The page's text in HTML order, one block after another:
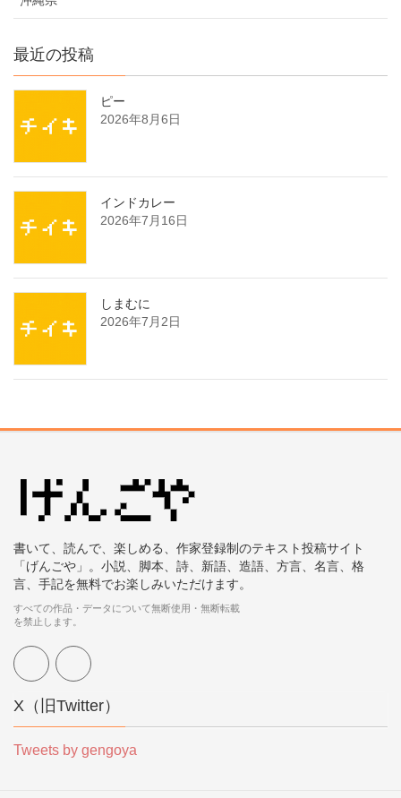
最近の投稿
ピー
2026年8月6日
インドカレー
2026年7月16日
しまむに
2026年7月2日
書いて、読んで、楽しめる、作家登録制のテキスト投稿サイト
「げんごや」。小説、脚本、詩、新語、造語、方言、名言、格
言、手記を無料でお楽しみいただけます。
すべての作品・データについて無断使用・無断転載
を禁止します。
X（旧Twitter）
Tweets by gengoya